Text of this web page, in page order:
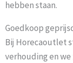
hebben staan.
Goedkoop
Bij Horecaoutlet
verhouding en